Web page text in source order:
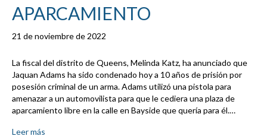
APARCAMIENTO
21 de noviembre de 2022
La fiscal del distrito de Queens, Melinda Katz, ha anunciado que
Jaquan Adams ha sido condenado hoy a 10 años de prisión por
posesión criminal de un arma. Adams utilizó una pistola para
amenazar a un automovilista para que le cediera una plaza de
aparcamiento libre en la calle en Bayside que quería para él.…
Leer más